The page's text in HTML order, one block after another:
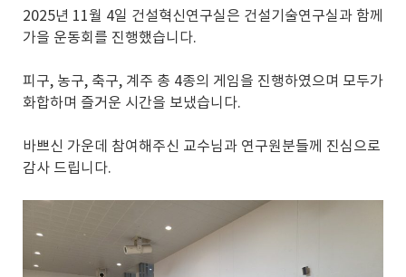
2025년 11월 4일 건설혁신연구실은 건설기술연구실과 함께
가을 운동회를 진행했습니다.
피구, 농구, 축구, 계주 총 4종의 게임을 진행하였으며 모두가
화합하며 즐거운 시간을 보냈습니다.
바쁘신 가운데 참여해주신 교수님과 연구원분들께 진심으로
감사 드립니다.